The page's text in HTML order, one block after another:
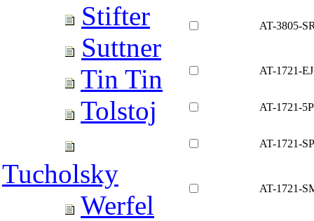
Stifter
Suttner
Tin Tin
Tolstoj
Tucholsky
Werfel
AT-3805-
AT-1721-EJ
AT-1721-5P
AT-1721-SP
AT-1721-